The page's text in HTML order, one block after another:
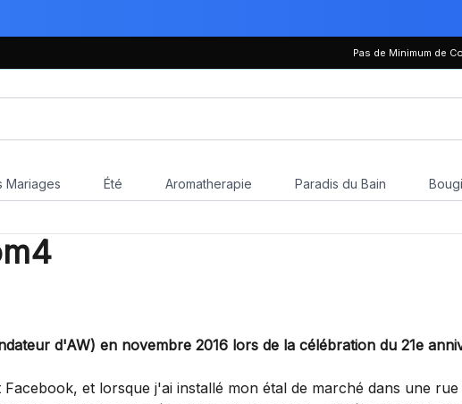
Pas de Minimum de
Mariages Été Aromatherapie Paradis du Bain
d'AW) en novembre 2016 lors de la célébration du 21e
et lorsque j'ai installé mon étal de marché dans une